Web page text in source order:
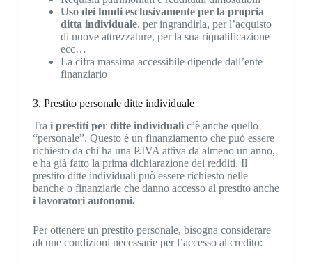
Uso dei fondi esclusivamente per la propria
ditta individuale, per ingrandirla, per l’acquisto
di nuove attrezzature, per la sua riqualificazione
ecc…
La cifra massima accessibile dipende dall’ente
finanziario
3. Prestito personale ditte individuale
Tra i prestiti per ditte individualic’è anche quello
“personale”. Questo è un finanziamento che può essere
richiesto da chi ha una P.IVA attiva da almeno un anno,
e ha già fatto la prima dichiarazione dei redditi. Il
prestito ditte individuali può essere richiesto nelle
banche o finanziarie che danno accesso al prestito anche
i lavoratori autonomi.
Per ottenere un prestito personale, bisogna considerare
alcune condizioni necessarie per l’accesso al credito: